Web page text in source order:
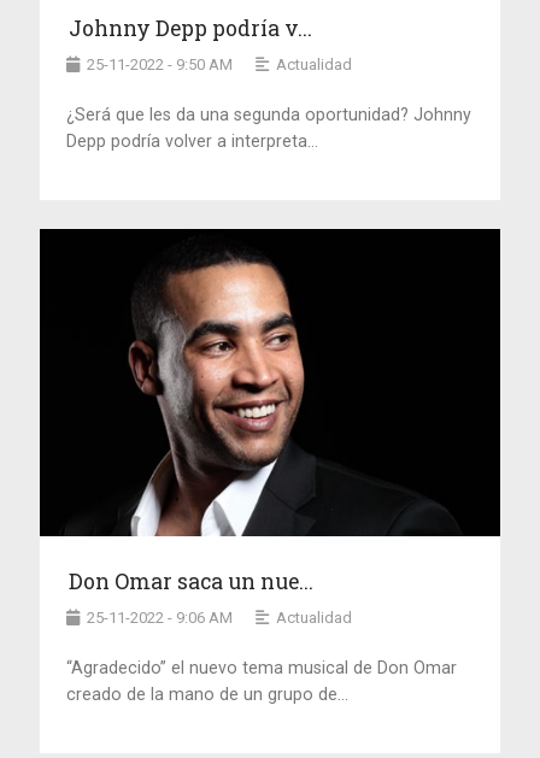
Johnny Depp podría v...
25-11-2022 - 9:50 AM Actualidad
¿Será que les da una segunda oportunidad? Johnny
Depp podría volver a interpreta...
Don Omar saca un nue...
25-11-2022 - 9:06 AM Actualidad
“Agradecido” el nuevo tema musical de Don Omar
creado de la mano de un grupo de...